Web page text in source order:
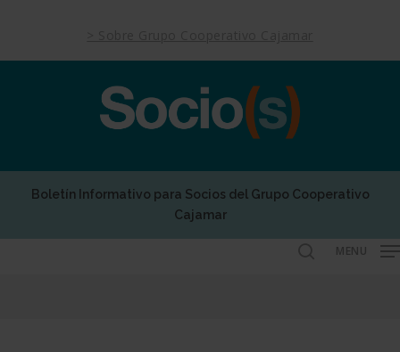
main
Boletín Informativo para Socios del Grupo Cooperativo
Cajamar
MENU